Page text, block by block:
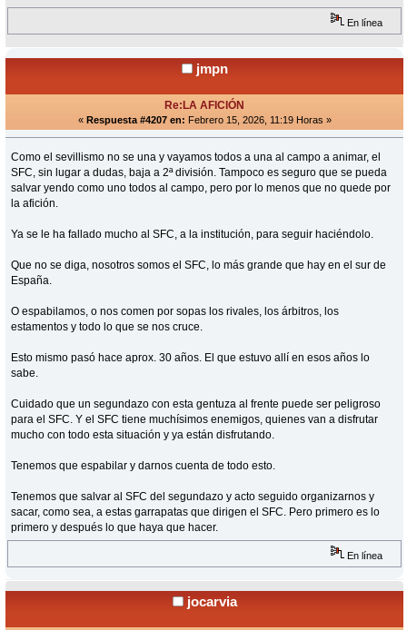
En línea
jmpn
Re:LA AFICIÓN
« Respuesta #4207 en: Febrero 15, 2026, 11:19 Horas »
Como el sevillismo no se una y vayamos todos a una al campo a animar, el
SFC, sin lugar a dudas, baja a 2ª división. Tampoco es seguro que se pueda
salvar yendo como uno todos al campo, pero por lo menos que no quede por
la afición.
Ya se le ha fallado mucho al SFC, a la institución, para seguir haciéndolo.
Que no se diga, nosotros somos el SFC, lo más grande que hay en el sur de
España.
O espabilamos, o nos comen por sopas los rivales, los árbitros, los
estamentos y todo lo que se nos cruce.
Esto mismo pasó hace aprox. 30 años. El que estuvo allí en esos años lo
sabe.
Cuidado que un segundazo con esta gentuza al frente puede ser peligroso
para el SFC. Y el SFC tiene muchísimos enemigos, quienes van a disfrutar
mucho con todo esta situación y ya están disfrutando.
Tenemos que espabilar y darnos cuenta de todo esto.
Tenemos que salvar al SFC del segundazo y acto seguido organizarnos y
sacar, como sea, a estas garrapatas que dirigen el SFC. Pero primero es lo
primero y después lo que haya que hacer.
En línea
jocarvia